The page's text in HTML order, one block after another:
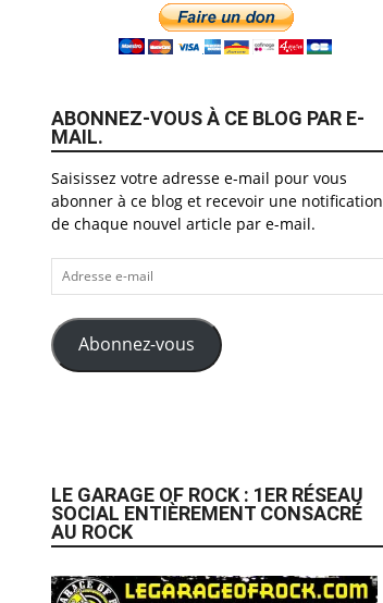
ABONNEZ-VOUS À CE BLOG PAR E-
MAIL.
Saisissez votre adresse e-mail pour vous
abonner à ce blog et recevoir une notification
de chaque nouvel article par e-mail.
Adresse
e-
mail
Abonnez-vous
LE GARAGE OF ROCK : 1ER RÉSEAU
SOCIAL ENTIÈREMENT CONSACRÉ
AU ROCK